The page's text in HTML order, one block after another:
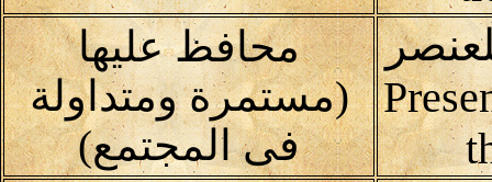
محافظ عليها
(مستمرة ومتداولة
فى المجتمع)